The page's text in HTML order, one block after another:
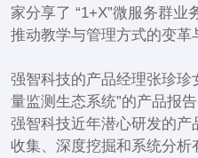
家分享了 “1+X”微服务群
推动教学与管理方式的变革
强智科技的产品经理张珍珍
量监测生态系统”的产品报
强智科技近年潜心研发的
收集、深度挖掘和系统分